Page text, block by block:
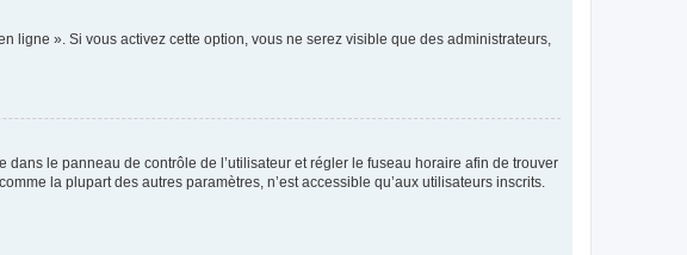
ligne ». Si vous activez cette option, vous ne serez visible que des administrateurs,
le panneau de contrôle de l’utilisateur et régler le fuseau horaire afin de trouver
la plupart des autres paramètres, n’est accessible qu’aux utilisateurs inscrits.